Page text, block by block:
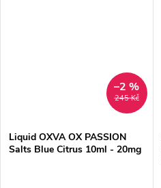
245 Kč
–2 %
Liquid OXVA OX PASSION
Salts Blue Citrus 10ml - 20mg